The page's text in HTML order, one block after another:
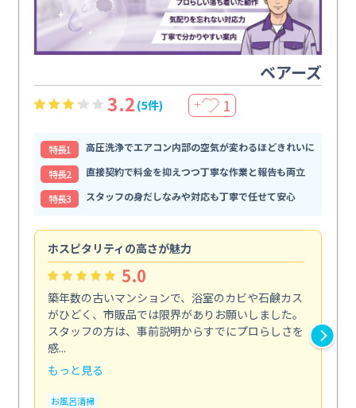
ベアーズ
3.2 (5件) ＋ 1
特⻑1
高圧洗浄でエアコン内部の空気が変わるほどきれいに
特⻑2
直接契約で料金を抑えつつ丁寧な作業と報告も両立
特⻑3
スタッフの身だしなみや対応も丁寧で任せて安心
ホスピタリティの高さが魅力
5.0
築年数の古いマンションで、浴室のカビや石鹸カス
がひどく、市販品では限界がありお願いしました。
スタッフの方は、事前説明からすでにプロらしさを
感...
もっと見る
お風呂清掃